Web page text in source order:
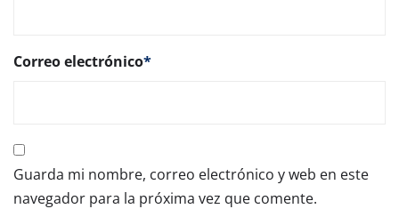
Correo electrónico*
Guarda mi nombre, correo electrónico y web en este
navegador para la próxima vez que comente.